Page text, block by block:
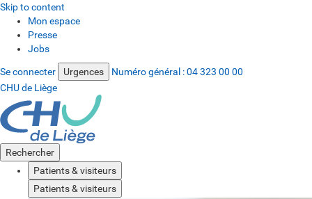
Skip to content
Mon espace
Presse
Jobs
Se connecter Urgences Numéro général :04 323 00 00
CHU de Liège
Rechercher
Patients & visiteurs
Patients & visiteurs